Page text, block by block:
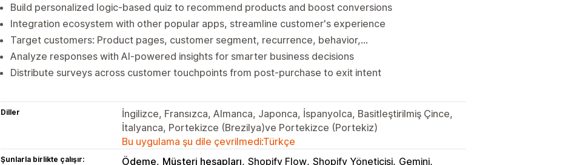
Build personalized logic-based quiz to recommend products and boost conversions
Integration ecosystem with other popular apps, streamline customer's experience
Target customers: Product pages, customer segment, recurrence, behavior,...
Analyze responses with AI-powered insights for smarter business decisions
Distribute surveys across customer touchpoints from post-purchase to exit intent
Diller
İngilizce, Fransızca, Almanca, Japonca, İspanyolca, Basitleştirilmiş Çince,
İtalyanca, Portekizce (Brezilya)ve Portekizce (Portekiz)
Bu uygulama şu dile çevrilmedi:Türkçe
Şunlarla birlikte çalışır: Ödeme Müşteri hesapları Shopify Flow Shopify Yöneticisi Gemini